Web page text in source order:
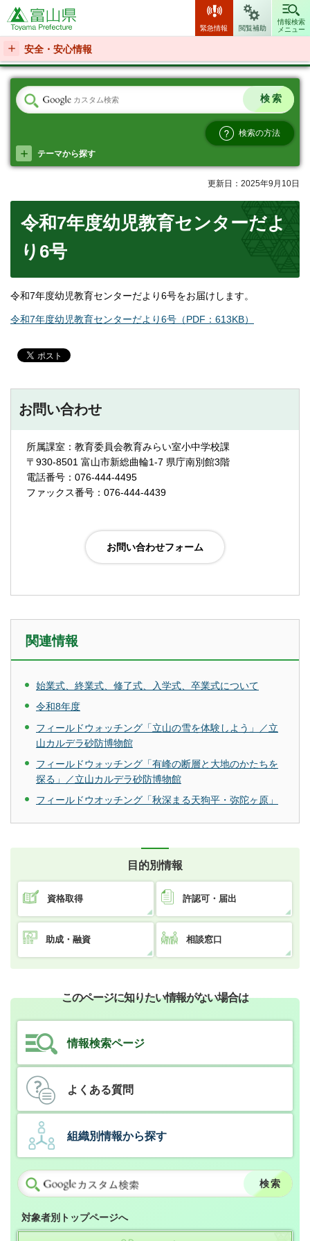
富山県
緊急情報 閲覧補助
情報検索
メニュー
安全・安心情報
検索の方法
テーマから探す
更新日：2025年9月10日
令和7年度幼児教育センターだよ
り6号
令和7年度幼児教育センターだより6号をお届けします。
令和7年度幼児教育センターだより6号（PDF：613KB）
お問い合わせ
所属課室：教育委員会教育みらい室小中学校課
〒930-8501 富山市新総曲輪1-7 県庁南別館3階
電話番号：076-444-4495
ファックス番号：076-444-4439
関連情報
始業式、終業式、修了式、入学式、卒業式について
令和8年度
フィールドウォッチング「立山の雪を体験しよう」／立
山カルデラ砂防博物館
フィールドウォッチング「有峰の断層と大地のかたちを
探る」／立山カルデラ砂防博物館
フィールドウオッチング「秋深まる天狗平・弥陀ヶ原」
目的別情報
資格取得 許認可・届出
助成・融資 相談窓口
このページに知りたい情報がない場合は
情報検索ページ
よくある質問
組織別情報から探す
対象者別トップページへ